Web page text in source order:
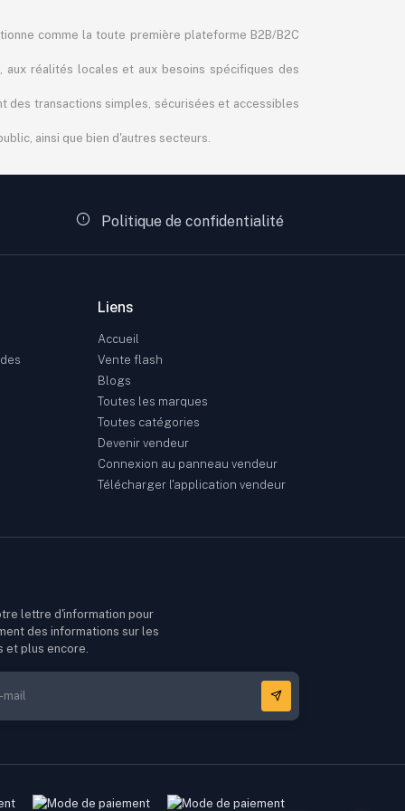
comme la toute première plateforme B2B/B2C
réalités locales et aux besoins spécifiques des
des transactions simples, sécurisées et accessibles
ainsi que bien d'autres secteurs.
Politique de confidentialité
Liens
Accueil
Vente flash
Blogs
Toutes les marques
Toutes catégories
Devenir vendeur
Connexion au panneau vendeur
Télécharger l'application vendeur
lettre d'information pour
des informations sur les
et plus encore.